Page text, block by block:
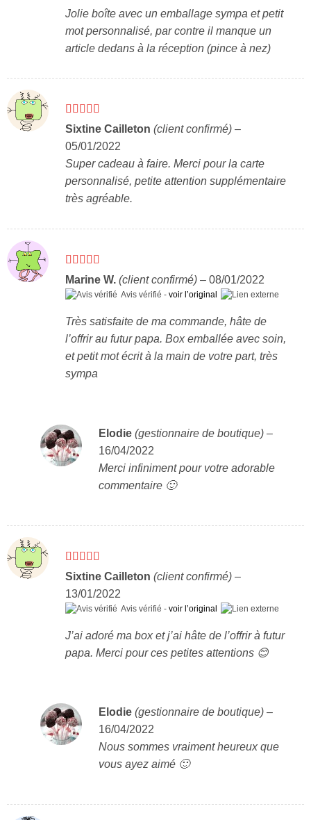
Jolie boîte avec un emballage sympa et petit
mot personnalisé, par contre il manque un
article dedans à la réception (pince à nez)
Note5sur 5
Sixtine Cailleton (client confirmé) –
05/01/2022
Super cadeau à faire. Merci pour la carte
personnalisé, petite attention supplémentaire
très agréable.
Note5sur 5
Marine W. (client confirmé) – 08/01/2022
Avis vérifié - voir l’original
Très satisfaite de ma commande, hâte de
l’offrir au futur papa. Box emballée avec soin,
et petit mot écrit à la main de votre part, très
sympa
Elodie (gestionnaire de boutique) –
16/04/2022
Merci infiniment pour votre adorable
commentaire 🙂
Note5sur 5
Sixtine Cailleton (client confirmé) –
13/01/2022
Avis vérifié - voir l’original
J’ai adoré ma box et j’ai hâte de l’offrir à futur
papa. Merci pour ces petites attentions 😊
Elodie (gestionnaire de boutique) –
16/04/2022
Nous sommes vraiment heureux que
vous ayez aimé 🙂